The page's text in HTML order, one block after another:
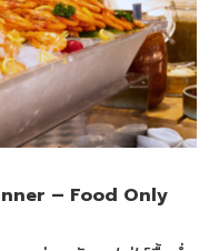
– Food Only